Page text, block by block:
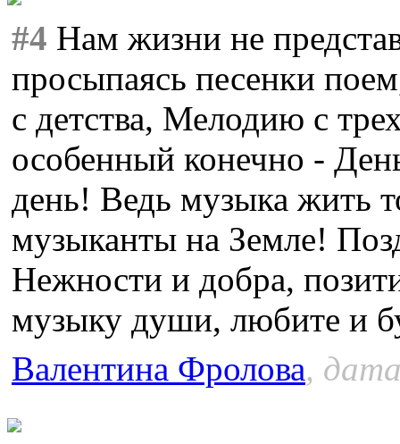
#4 Нам жизни не
просыпаясь песенки
с детства, Мелодию с
особенный конечно -
день! Ведь музыка жить
музыканты на Земле!
Нежности и добра,
музыку души, любите и
Валентина Фролова,